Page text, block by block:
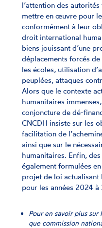
l’attention des
mettre en œuvre pour
conformément à leur
droit international
biens jouissant d’une
déplacements forcés
les écoles, utilisation
peuplées, attaques
Alors que le contexte
humanitaires
conjoncture de dé-
CNCDH insiste sur les
facilitation de
ainsi que sur le
humanitaires. Enfin,
également formulées
projet de loi
pour les années 2024
Pour en savoir plus
que commission